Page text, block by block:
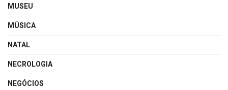
MUSEU
MÚSICA
NATAL
NECROLOGIA
NEGÓCIOS